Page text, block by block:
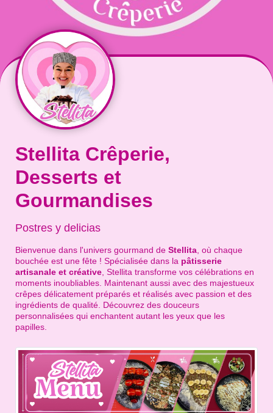
Stellita Crêperie,
Desserts et
Gourmandises
Postres y delicias
Bienvenue dans l'univers gourmand de Stellita , où chaque
bouchée est une fête ! Spécialisée dans la pâtisserie
artisanale et créative , Stellita transforme vos célébrations en
moments inoubliables. Maintenant aussi avec des majestueux
crêpes délicatement préparés et réalisés avec passion et des
ingrédients de qualité. Découvrez des douceurs
personnalisées qui enchantent autant les yeux que les
papilles.